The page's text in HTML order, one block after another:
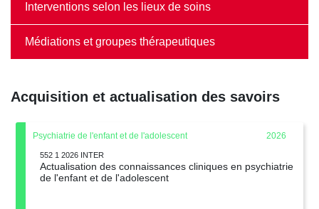
Interventions selon les lieux de soins
Médiations et groupes thérapeutiques
Acquisition et actualisation des savoirs
Psychiatrie de l'enfant et de l'adolescent 2026
552 1 2026 INTER
Actualisation des connaissances cliniques en psychiatrie
de l'enfant et de l'adolescent